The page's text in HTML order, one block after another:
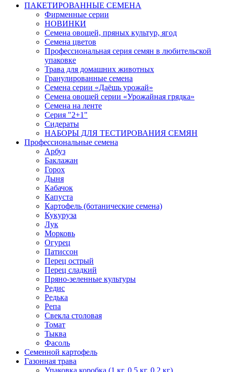
ПАКЕТИРОВАННЫЕ СЕМЕНА
Фирменные серии
НОВИНКИ
Семена овощей, пряных культур, ягод
Семена цветов
Профессиональная серия семян в любительской
упаковке
Трава для домашних животных
Гранулированные семена
Семена серии «Даёшь урожай»
Семена овощей серии «Урожайная грядка»
Семена на ленте
Серия "2+1"
Сидераты
НАБОРЫ ДЛЯ ТЕСТИРОВАНИЯ СЕМЯН
Профессиональные семена
Арбуз
Баклажан
Горох
Дыня
Кабачок
Капуста
Картофель (ботанические семена)
Кукуруза
Лук
Морковь
Огурец
Патиссон
Перец острый
Перец сладкий
Пряно-зеленные культуры
Редис
Редька
Репа
Свекла столовая
Томат
Тыква
Фасоль
Семенной картофель
Газонная трава
Упаковка коробка (1 кг, 0,5 кг, 0,2 кг)